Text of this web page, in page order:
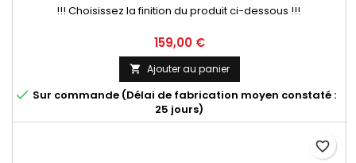
!!! Choisissez la finition du produit ci-dessous !!!
Prix
159,00 €
 Ajouter au panier
 Sur commande (Délai de fabrication moyen constaté :
25 jours)
favorite_border